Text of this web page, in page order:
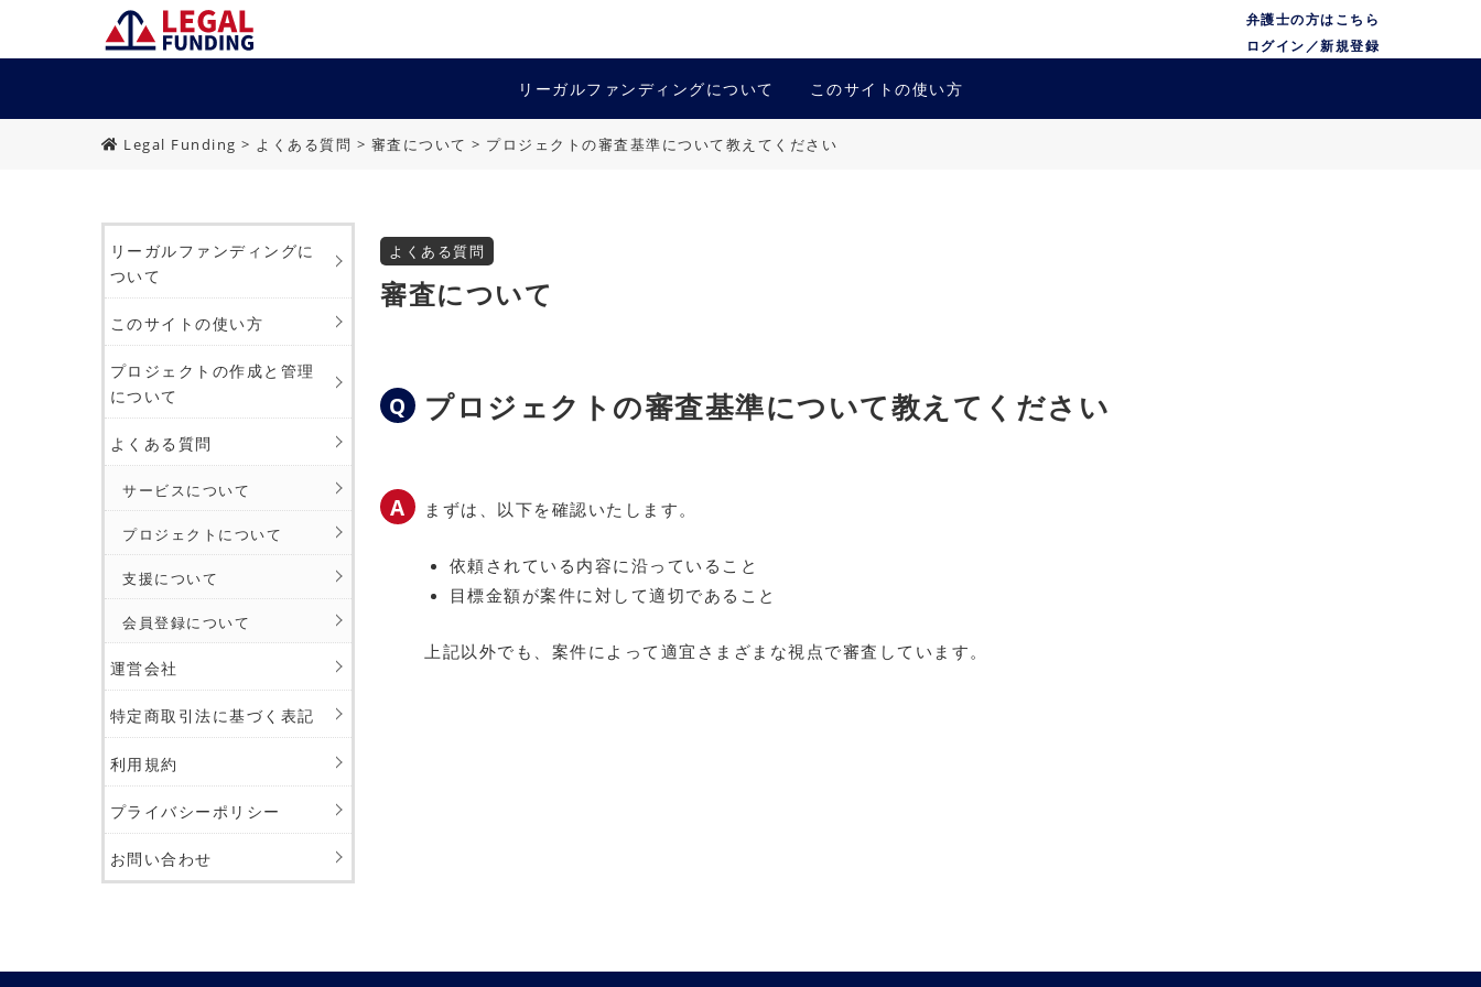
弁護士の方はこちら
ログイン／新規登録
リーガルファンディングについて このサイトの使い方
Legal Funding > よくある質問 > 審査について > プロジェクトの審査基準について教えてください
よくある質問
審査について
プロジェクトの審査基準について教えてください
まずは、以下を確認いたします。
依頼されている内容に沿っていること
目標金額が案件に対して適切であること
上記以外でも、案件によって適宜さまざまな視点で審査しています。
リーガルファンディングに
ついて
このサイトの使い方
プロジェクトの作成と管理
について
よくある質問
サービスについて
プロジェクトについて
支援について
会員登録について
運営会社
特定商取引法に基づく表記
利用規約
プライバシーポリシー
お問い合わせ